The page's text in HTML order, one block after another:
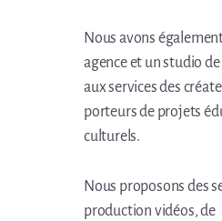
Nous avons
agence et un studio
aux services des
porteurs de projets
culturels.
Nous proposons des
production vidéos, de